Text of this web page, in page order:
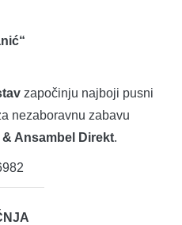
započinju najboji pusni
nezaboravnu zabavu
Ansambel Direkt.